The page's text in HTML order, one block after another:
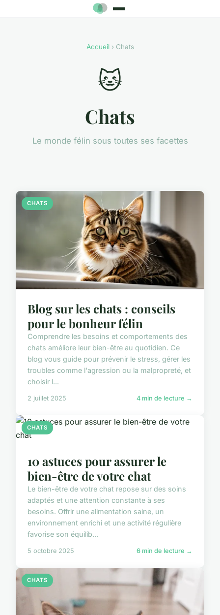
Accueil› Chats
🐱
Chats
Le monde félin sous toutes ses facettes
CHATS
Blog sur les chats : conseils
pour le bonheur félin
Comprendre les besoins et comportements des
chats améliore leur bien-être au quotidien. Ce
blog vous guide pour prévenir le stress, gérer les
troubles comme l'agression ou la malpropreté, et
choisir l...
2 juillet 2025 4 min de lecture →
CHATS
10 astuces pour assurer le
bien-être de votre chat
Le bien-être de votre chat repose sur des soins
adaptés et une attention constante à ses
besoins. Offrir une alimentation saine, un
environnement enrichi et une activité régulière
favorise son équilib...
5 octobre 2025 6 min de lecture →
CHATS